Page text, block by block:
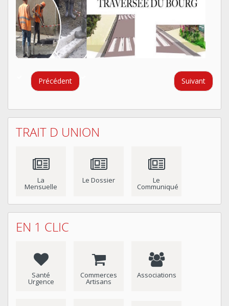
Précédent Suivant
TRAIT D UNION
La
Mensuelle
Le Dossier Le
Communiqué
EN 1 CLIC
Santé
Urgence
Commerces
Artisans
Associations